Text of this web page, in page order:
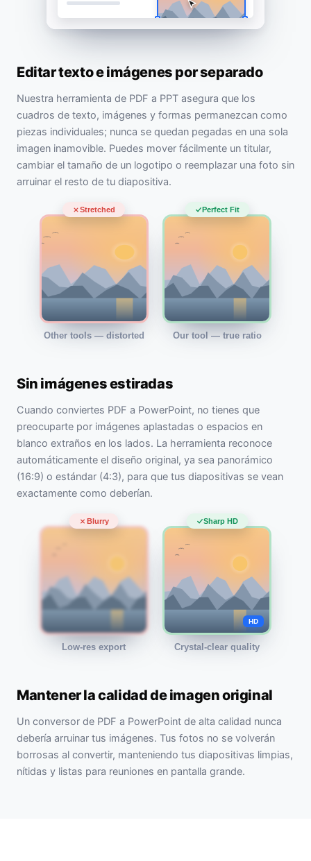
Editar texto e imágenes por separado
Nuestra herramienta de PDF a PPT asegura que los
cuadros de texto, imágenes y formas permanezcan como
piezas individuales; nunca se quedan pegadas en una sola
imagen inamovible. Puedes mover fácilmente un titular,
cambiar el tamaño de un logotipo o reemplazar una foto sin
arruinar el resto de tu diapositiva.
Stretched
Other tools — distorted
Perfect Fit
Our tool — true ratio
Sin imágenes estiradas
Cuando conviertes PDF a PowerPoint, no tienes que
preocuparte por imágenes aplastadas o espacios en
blanco extraños en los lados. La herramienta reconoce
automáticamente el diseño original, ya sea panorámico
(16:9) o estándar (4:3), para que tus diapositivas se vean
exactamente como deberían.
Blurry
Low-res export
Sharp HD
HD
Crystal-clear quality
Mantener la calidad de imagen original
Un conversor de PDF a PowerPoint de alta calidad nunca
debería arruinar tus imágenes. Tus fotos no se volverán
borrosas al convertir, manteniendo tus diapositivas limpias,
nítidas y listas para reuniones en pantalla grande.